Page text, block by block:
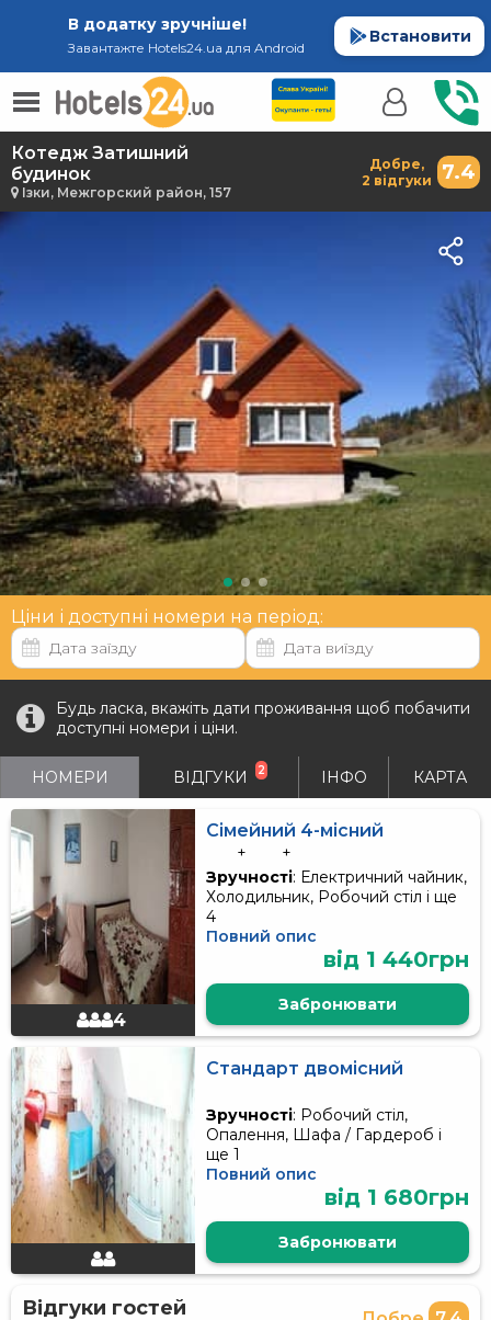
В додатку зручніше!
Завантажте Hotels24.ua для Android
Встановити
Котедж Затишний
будинок
Ізки, Межгорский район, 157
Добре, 7.4
2 відгуки
Ціни і доступні номери на період:
Будь ласка, вкажіть дати проживання щоб побачити
доступні номери і ціни.
НОМЕРИ ВІДГУКИ 2 ІНФО КАРТА
4
Сімейний 4-місний
+
+
Зручності: Електричний чайник,
Холодильник, Робочий стіл і ще
4
Повний опис
від 1 440грн
Забронювати
Стандарт двомісний
Зручності: Робочий стіл,
Опалення, Шафа / Гардероб і
ще 1
Повний опис
від 1 680грн
Забронювати
Відгуки гостей